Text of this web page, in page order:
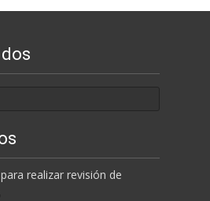
realizar revisión de